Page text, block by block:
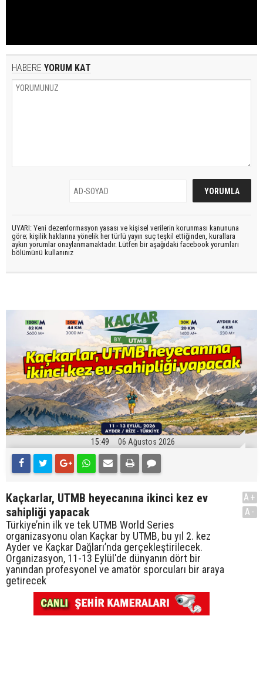
HABERE YORUM KAT
UYARI: Yeni dezenformasyon yasası ve kişisel verilerin korunması kanununa
göre; kişilik haklarına yönelik her türlü yayın suç teşkil ettiğinden, kurallara
aykırı yorumlar onaylanmamaktadır. Lütfen bir aşağıdaki facebook yorumları
bölümünü kullanınız
15:49 06 Ağustos 2026
Kaçkarlar, UTMB heyecanına ikinci kez ev
sahipliği yapacak
Türkiye’nin ilk ve tek UTMB World Series
organizasyonu olan Kaçkar by UTMB, bu yıl 2. kez
Ayder ve Kaçkar Dağları’nda gerçekleştirilecek.
Organizasyon, 11-13 Eylül'de dünyanın dört bir
yanından profesyonel ve amatör sporcuları bir araya
getirecek
A+
A-